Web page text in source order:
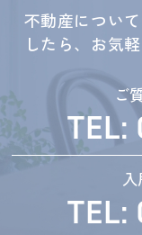
不動産につい
したら、お気
ご